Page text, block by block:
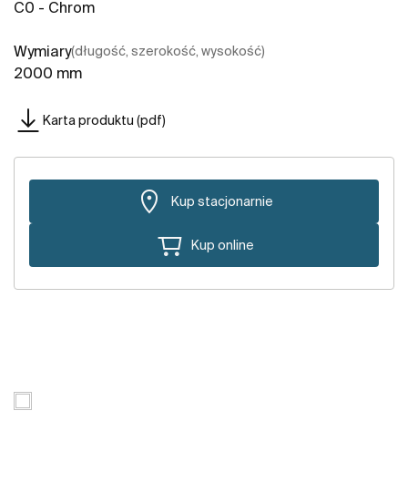
C0 - Chrom
Wymiary(długość, szerokość, wysokość)
2000 mm
Karta produktu (pdf)
Kup stacjonarnie
Kup online